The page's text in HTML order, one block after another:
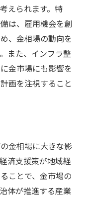
えられます。特
は、雇用機会を創
、金相場の動向を
また、インフラ整
金市場にも影響を
画を注視すること
金相場に大きな影
済支援策が地域経
ことで、金市場の
体が推進する産業